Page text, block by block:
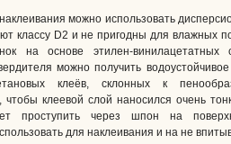
можно использовать
классу D2 и не пригодны для влажных
на основе этилен-винилацетатных
можно получить
клеёв, склонных к
чтобы клеевой слой наносился очень
проступить через шпон на
для наклеивания и на не